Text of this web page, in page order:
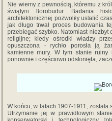
Nie wiemy z pewnością, któremu z
świątyni Borobudur. Badania
architektonicznej pozwoliły ustalić
jak długo trwał proces budowania
przebiegać szybko. Natomiast niezbyt
religijne; kiedy ośrodki władzy
opuszczona - rychło porosła ją
kamienne mury. W tym stanie ruiny
ponownie i częściowo odsłonięta,
W końcu, w latach 1907-1911,
Utrzymanie jej w prawidłowym